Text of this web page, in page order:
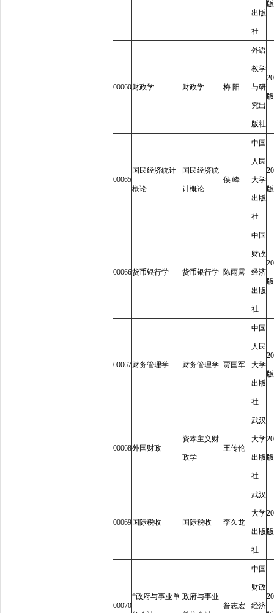
出版
社
版
00060财政学 财政学 梅 阳
外语
教学
与研
究出
版社
版
00065
国民经济统计
概论
国民经济统
计概论
侯 峰
中国
人民
大学
出版
社
版
00066货币银行学 货币银行学 陈雨露
中国
财政
经济
出版
社
版
00067财务管理学 财务管理学 贾国军
中国
人民
大学
出版
社
版
00068外国财政
资本主义财
政学
王传伦
武汉
大学
出版
社
版
00069 国际税收 国际税收 李久龙
武汉
大学
出版
社
版
00070
*政府与事业单 政府与事业
昝志宏
中国
财政
经济